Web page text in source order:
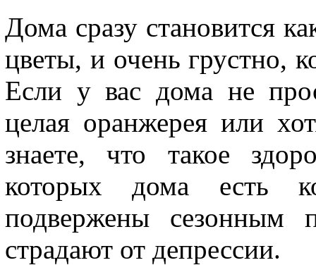
Дома сразу становится
цветы, и очень грустно,
Если у вас дома не
целая оранжерея или
знаете, что такое
которых дома есть
подвержены сезонным
страдают от депрессии.